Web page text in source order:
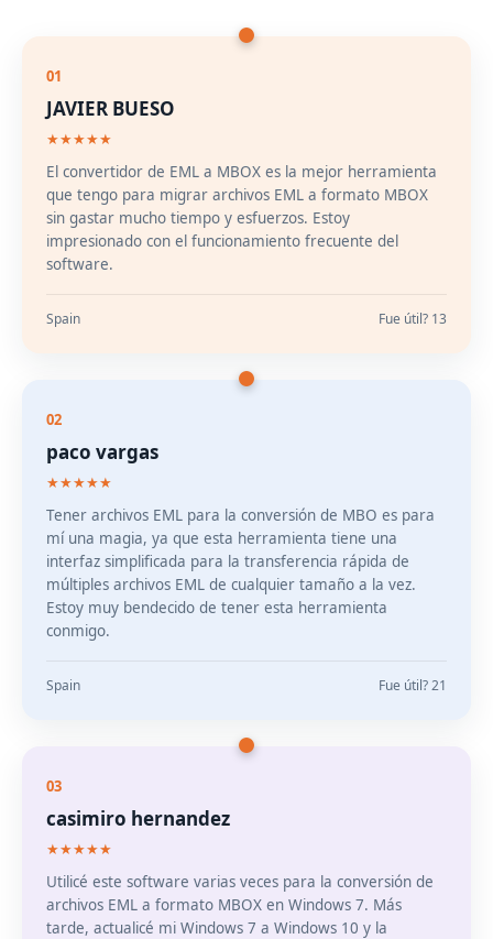
01
JAVIER BUESO
★★★★★
El convertidor de EML a MBOX es la mejor herramienta
que tengo para migrar archivos EML a formato MBOX
sin gastar mucho tiempo y esfuerzos. Estoy
impresionado con el funcionamiento frecuente del
software.
Spain Fue útil? 13
02
paco vargas
★★★★★
Tener archivos EML para la conversión de MBO es para
mí una magia, ya que esta herramienta tiene una
interfaz simplificada para la transferencia rápida de
múltiples archivos EML de cualquier tamaño a la vez.
Estoy muy bendecido de tener esta herramienta
conmigo.
Spain Fue útil? 21
03
casimiro hernandez
★★★★★
Utilicé este software varias veces para la conversión de
archivos EML a formato MBOX en Windows 7. Más
tarde, actualicé mi Windows 7 a Windows 10 y la